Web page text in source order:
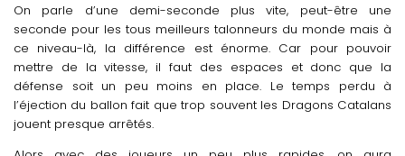
On parle d’une demi-seconde plus vite, peut-être une
seconde pour les tous meilleurs talonneurs du monde mais à
ce niveau-là, la différence est énorme. Car pour pouvoir
mettre de la vitesse, il faut des espaces et donc que la
défense soit un peu moins en place. Le temps perdu à
l’éjection du ballon fait que trop souvent les Dragons Catalans
jouent presque arrêtés.